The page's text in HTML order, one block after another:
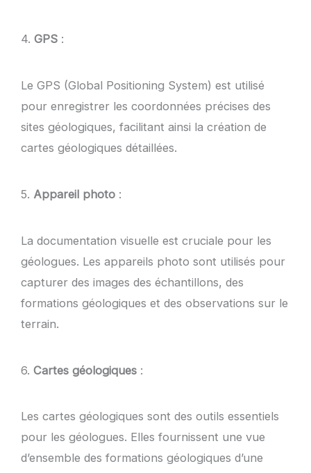
4. GPS :
Le GPS (Global Positioning System) est utilisé
pour enregistrer les coordonnées précises des
sites géologiques, facilitant ainsi la création de
cartes géologiques détaillées.
5. Appareil photo :
La documentation visuelle est cruciale pour les
géologues. Les appareils photo sont utilisés pour
capturer des images des échantillons, des
formations géologiques et des observations sur le
terrain.
6. Cartes géologiques :
Les cartes géologiques sont des outils essentiels
pour les géologues. Elles fournissent une vue
d’ensemble des formations géologiques d’une